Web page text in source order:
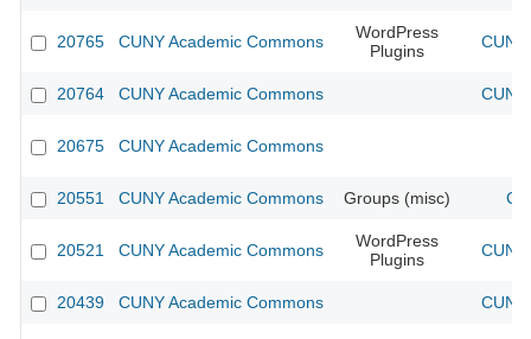
20765 CUNY Academic Commons
WordPress
Plugins
20764 CUNY Academic Commons
20675 CUNY Academic Commons
20551 CUNY Academic Commons Groups (misc)
20521 CUNY Academic Commons
WordPress
Plugins
20439 CUNY Academic Commons